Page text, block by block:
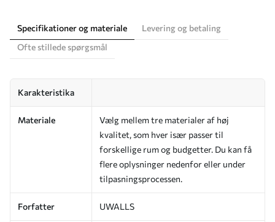
Specifikationer og materiale
Levering og betaling
Ofte stillede spørgsmål
Karakteristika
Materiale
Vælg mellem tre materialer af høj
kvalitet, som hver især passer til
forskellige rum og budgetter. Du kan få
flere oplysninger nedenfor eller under
tilpasningsprocessen.
Forfatter UWALLS